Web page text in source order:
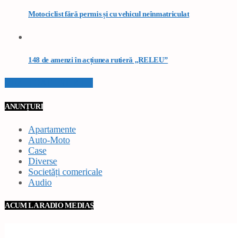
Motociclist fără permis și cu vehicul neînmatriculat
148 de amenzi în acțiunea rutieră „RELEU”
ANUNȚURI
Apartamente
Auto-Moto
Case
Diverse
Societăți comericale
Audio
ACUM LA RADIO MEDIAȘ